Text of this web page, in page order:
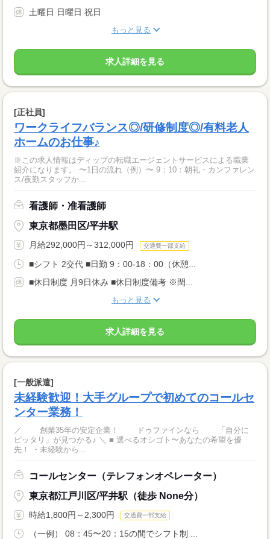
土曜日 日曜日 祝日
もっと見る
求人詳細を見る
[正社員]
ワークライフバランス◎/研修制度◎/有料老人
ホームのお仕事♪
※この求人情報はディップの転職エージェントサービスによる職業
紹介になります。 〜1日の流れ（例）〜 9：10：朝礼・カンファレン
ス/夜勤スタッフか...
看護師・准看護師
東京都墨田区/平井駅
月給292,000円～312,000円 交通費一部支給
■シフト 2交代 ■日勤 9：00-18：00（休憩...
■休日制度 月9日休み ■休日制度備考 ※閏...
もっと見る
求人詳細を見る
[一般派遣]
未経験歓迎！大手グループで初めてのコールセ
ンター業務！
／ 創業35年の安定企業！ ドゥファインなら 「自分に
ピッタリ」が見つかる♪ ＼ ■ 選べるオシゴト〜あなたの希望を優
先！ ・未経験から...
コールセンター（テレフォンオペレーター）
東京都江戸川区/平井駅（徒歩 None分）
時給1,800円～2,300円 交通費一部支給
（一例） 08：45〜20：15の間でシフト制 ...